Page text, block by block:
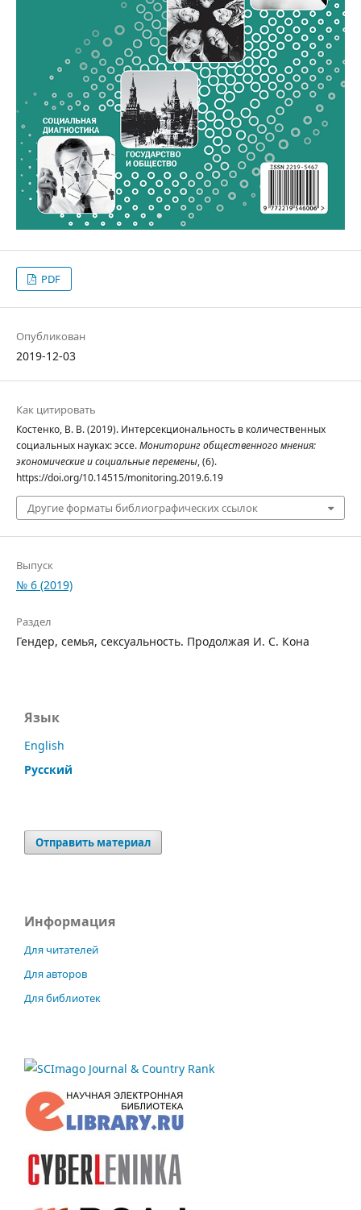
PDF
Опубликован
2019-12-03
Как цитировать
Костенко, В. В. (2019). Интерсекциональность в количественных
социальных науках: эссе.Мониторинг общественного мнения:
экономические и социальные перемены, (6).
https://doi.org/10.14515/monitoring.2019.6.19
Другие форматы библиографических ссылок
Выпуск
№ 6 (2019)
Раздел
Гендер, семья, сексуальность. Продолжая И. С. Кона
Язык
English
Русский
Отправить материал
Информация
Для читателей
Для авторов
Для библиотек